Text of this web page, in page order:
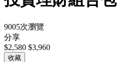
9005次瀏覽
分享
$2,580 $3,960
收藏